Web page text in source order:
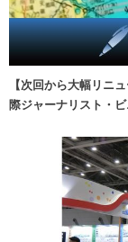
【次回から大幅リニ
際ジャーナリスト・